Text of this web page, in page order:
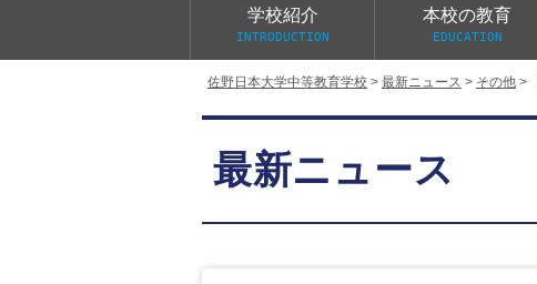
佐野日本大学中等教育学校 > 最新ニュース > その他 >
学校紹介
INTRODUCTION
学校案内パンフレット
本校の教育
EDUCATION
総合的探究（学習）の時間
制服紹介
桜美会
最新ニュース